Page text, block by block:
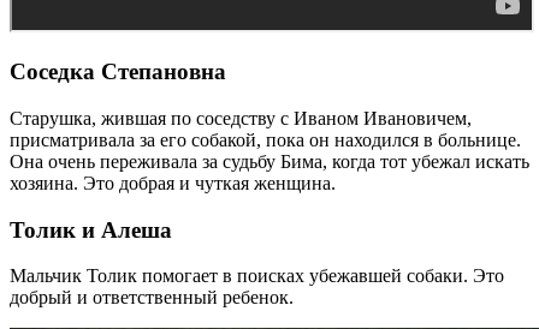
Соседка Степановна
Старушка, жившая по соседству с Иваном Ивановичем,
присматривала за его собакой, пока он находился в больнице.
Она очень переживала за судьбу Бима, когда тот убежал искать
хозяина. Это добрая и чуткая женщина.
Толик и Алеша
Мальчик Толик помогает в поисках убежавшей собаки. Это
добрый и ответственный ребенок.